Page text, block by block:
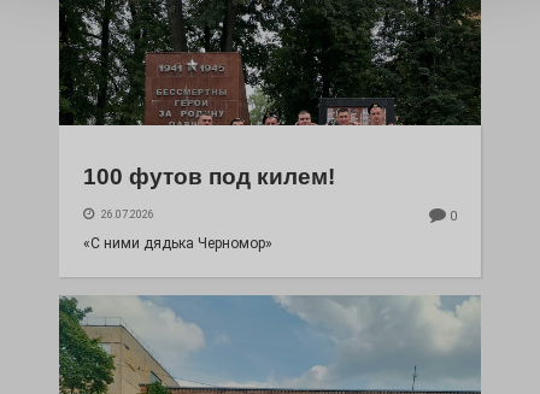
100 футов под килем!
26.07.2026 0
«С ними дядька Черномор»